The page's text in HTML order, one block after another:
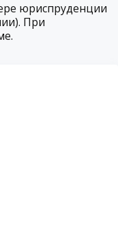
юриспруденции
При